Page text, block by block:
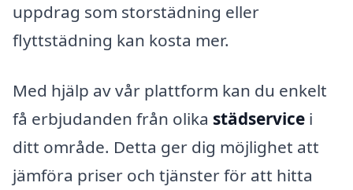
uppdrag som storstädning eller
flyttstädning kan kosta mer.
Med hjälp av vår plattform kan du enkelt
få erbjudanden från olika städservice i
ditt område. Detta ger dig möjlighet att
jämföra priser och tjänster för att hitta